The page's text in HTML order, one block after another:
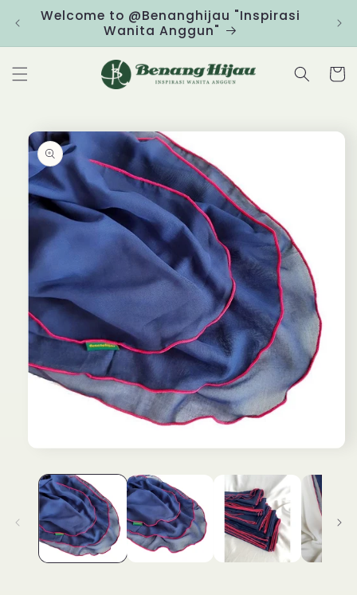
Skip to
content
Welcome to @Benanghijau "Inspirasi
Wanita Anggun"
Cart
product
information
modal